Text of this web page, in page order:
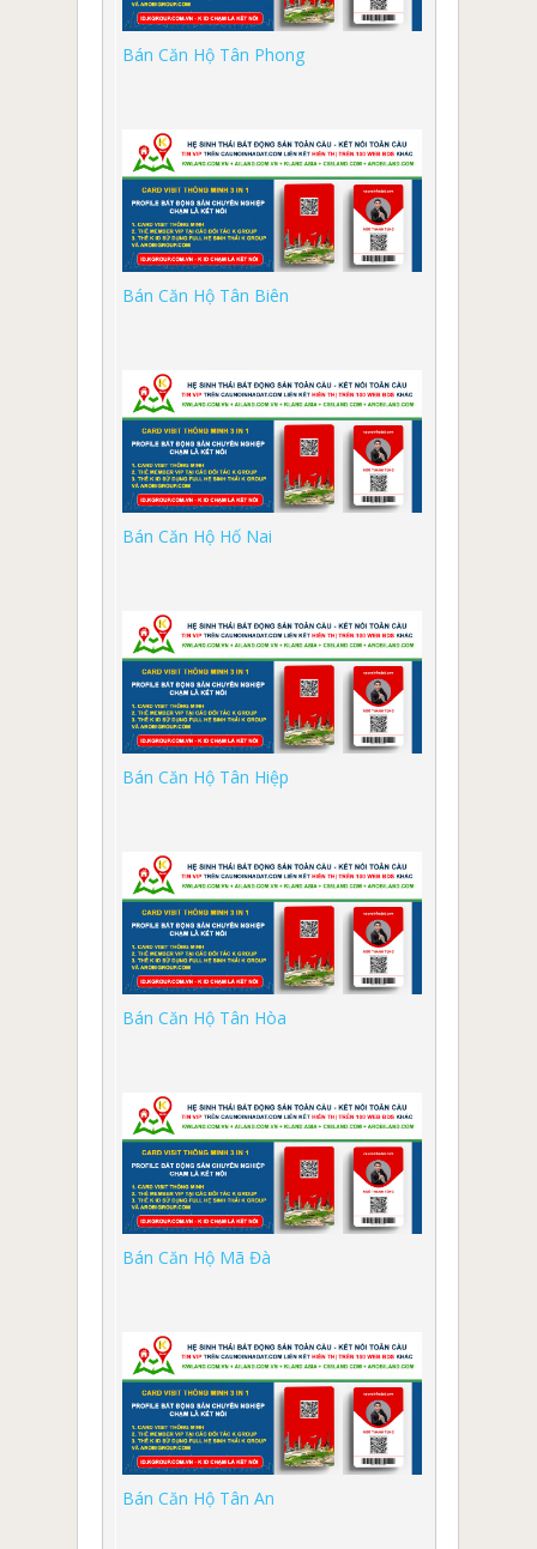
Bán Căn Hộ Tân Phong
Bán Căn Hộ Tân Biên
Bán Căn Hộ Hố Nai
Bán Căn Hộ Tân Hiệp
Bán Căn Hộ Tân Hòa
Bán Căn Hộ Mã Đà
Bán Căn Hộ Tân An